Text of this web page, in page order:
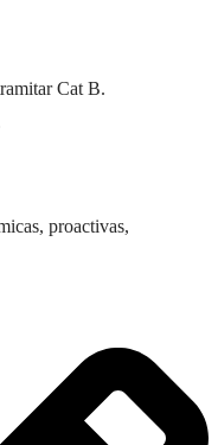
Cat B.
proactivas,